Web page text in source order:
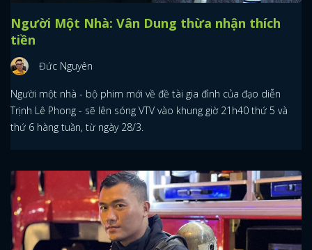
Người Một Nhà: Vân Dung thừa nhận thích
tiền
Đức Nguyên
Người một nhà - bộ phim mới về đề tài gia đình của đạo diễn
Trịnh Lê Phong - sẽ lên sóng VTV vào khung giờ 21h40 thứ 5 và
thứ 6 hàng tuần, từ ngày 28/3.